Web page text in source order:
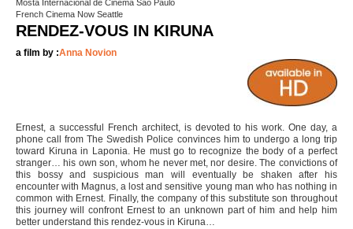
Mosta Internacional de Cinema Sao Paulo
French Cinema Now Seattle
RENDEZ-VOUS IN KIRUNA
a film by :Anna Novion
Ernest, a successful French architect, is devoted to his work. One day, a
phone call from The Swedish Police convinces him to undergo a long trip
toward Kiruna in Laponia. He must go to recognize the body of a perfect
stranger… his own son, whom he never met, nor desire. The convictions of
this bossy and suspicious man will eventually be shaken after his
encounter with Magnus, a lost and sensitive young man who has nothing in
common with Ernest. Finally, the company of this substitute son throughout
this journey will confront Ernest to an unknown part of him and help him
better understand this rendez-vous in Kiruna…